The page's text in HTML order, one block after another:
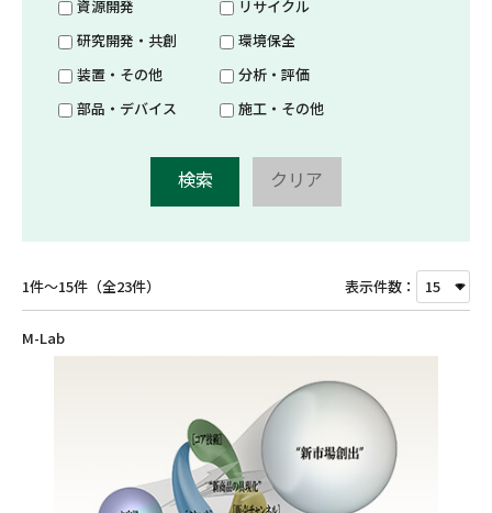
資源開発
リサイクル
研究開発・共創
環境保全
装置・その他
分析・評価
部品・デバイス
施工・その他
表示件数：
1件～15件（全23件）
M-Lab